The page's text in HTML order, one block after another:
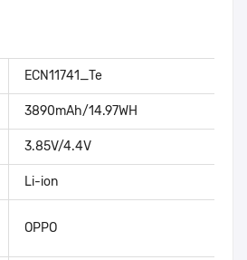
ECN11741_Te
3890mAh/14.97WH
3.85V/4.4V
Li-ion
OPPO